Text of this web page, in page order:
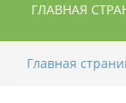
ГЛАВНАЯ
Главная